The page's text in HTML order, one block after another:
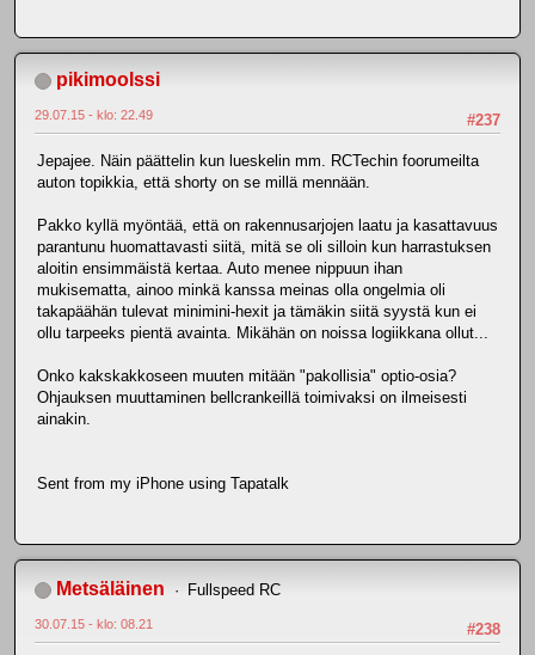
pikimoolssi
#237
29.07.15 - klo: 22.49
Jepajee. Näin päättelin kun lueskelin mm. RCTechin foorumeilta
auton topikkia, että shorty on se millä mennään.
Pakko kyllä myöntää, että on rakennusarjojen laatu ja kasattavuus
parantunu huomattavasti siitä, mitä se oli silloin kun harrastuksen
aloitin ensimmäistä kertaa. Auto menee nippuun ihan
mukisematta, ainoo minkä kanssa meinas olla ongelmia oli
takapäähän tulevat minimini-hexit ja tämäkin siitä syystä kun ei
ollu tarpeeks pientä avainta. Mikähän on noissa logiikkana ollut...
Onko kakskakkoseen muuten mitään "pakollisia" optio-osia?
Ohjauksen muuttaminen bellcrankeillä toimivaksi on ilmeisesti
ainakin.
Sent from my iPhone using Tapatalk
Metsäläinen Fullspeed RC
#238
30.07.15 - klo: 08.21